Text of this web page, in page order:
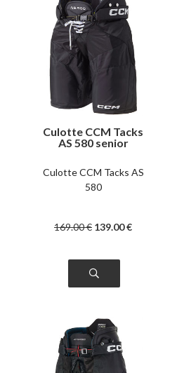
Culotte CCM Tacks
AS 580 senior
Culotte CCM Tacks AS
580
169.00€ 139.00€